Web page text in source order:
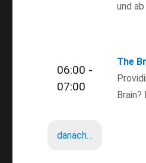
und
06:00 -
07:00
The
danach…